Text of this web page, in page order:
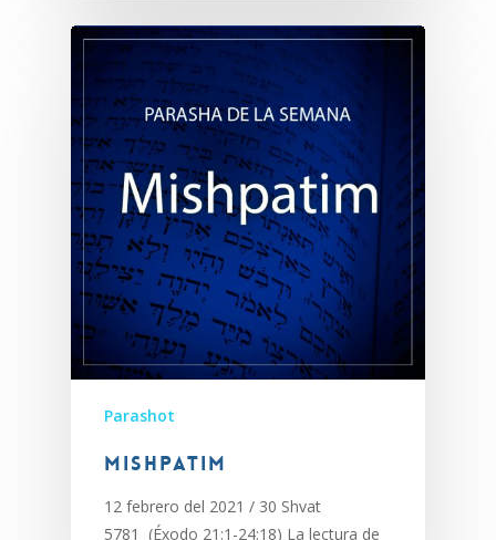
Parashot
Mishpatim
12 febrero del 2021 / 30 Shvat
5781 (Éxodo 21:1-24:18) La lectura de